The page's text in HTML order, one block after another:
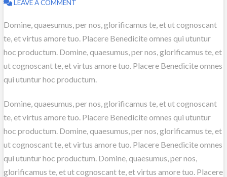
LEAVE A COMMENT
Domine, quaesumus, per nos, glorificamus te, et ut cognoscant
te, et virtus amore tuo. Placere Benedicite omnes qui utuntur
hoc productum. Domine, quaesumus, per nos, glorificamus te, et
ut cognoscant te, et virtus amore tuo. Placere Benedicite omnes
qui utuntur hoc productum.
Domine, quaesumus, per nos, glorificamus te, et ut cognoscant
te, et virtus amore tuo. Placere Benedicite omnes qui utuntur
hoc productum. Domine, quaesumus, per nos, glorificamus te, et
ut cognoscant te, et virtus amore tuo. Placere Benedicite omnes
qui utuntur hoc productum. Domine, quaesumus, per nos,
glorificamus te, et ut cognoscant te, et virtus amore tuo. Placere